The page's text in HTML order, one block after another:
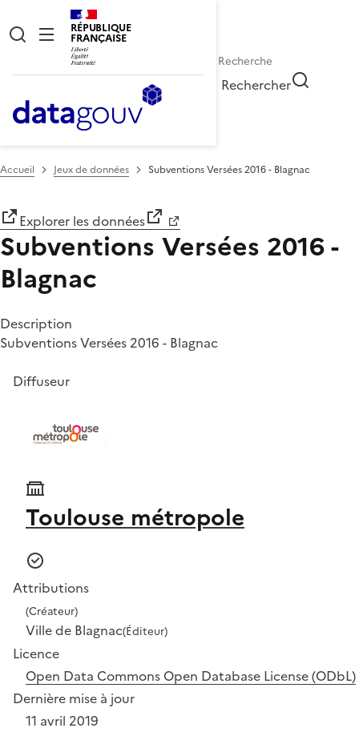
RÉPUBLIQUE
FRANÇAISE
Rechercher
Accueil Jeux de données Subventions Versées 2016 - Blagnac
Explorer les données
Subventions Versées 2016 -
Blagnac
Description
Subventions Versées 2016 - Blagnac
Diffuseur
Toulouse métropole
Attributions
(Créateur)
Ville de Blagnac(Éditeur)
Licence
Open Data Commons Open Database License (ODbL)
Dernière mise à jour
11 avril 2019